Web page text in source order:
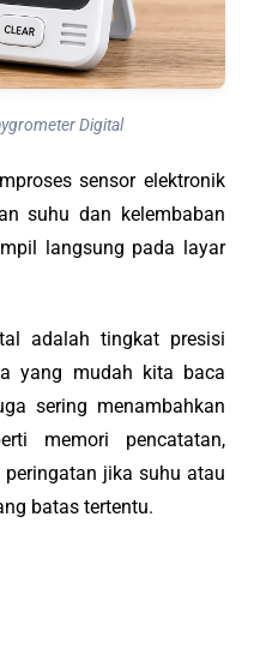
Digital
sensor elektronik
suhu dan kelembaban
langsung pada layar
adalah tingkat presisi
yang mudah kita baca
sering menambahkan
memori pencatatan,
jika suhu atau
batas tertentu.